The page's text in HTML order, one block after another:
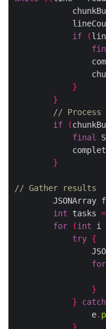
if
(
}
}
// Process
if
(
final
}
// Gather results
JSONArray
int tasks =
for
(int i
try {
for
}
}
catch
                e
.